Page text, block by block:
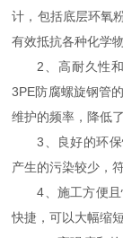
计，包括底层环氧
有效抵抗各种化学
2、高耐久性
3PE防腐螺旋钢管
维护的频率，降低
3、良好的环
产生的污染较少，
4、施工方便
快捷，可以大幅缩